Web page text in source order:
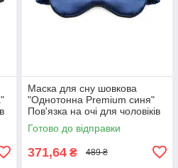
Маска для сну шовкова
"Однотонна Premium синя"
Пов'язка на очі для чоловіків
жінок
Готово до відправки
371,64 ₴ 489 ₴